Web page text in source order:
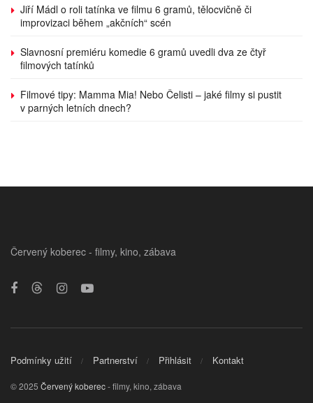
Jiří Mádl o roli tatínka ve filmu 6 gramů, tělocvičně či
improvizaci během „akčních“ scén
Slavnosní premiéru komedie 6 gramů uvedli dva ze čtyř
filmových tatínků
Filmové tipy: Mamma Mia! Nebo Čelisti – jaké filmy si pustit
v parných letních dnech?
Červený koberec - filmy, kino, zábava
Podmínky užití Partnerství Přihlásit Kontakt
© 2025 Červený koberec- filmy, kino, zábava